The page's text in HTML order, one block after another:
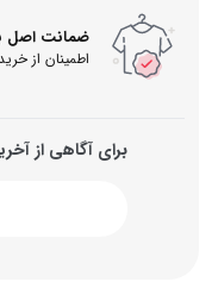
ضمانت اصل
اطمینان از
برای آگاهی از